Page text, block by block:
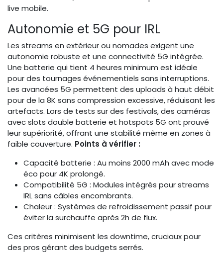
live mobile.
Autonomie et 5G pour IRL
Les streams en extérieur ou nomades exigent une
autonomie robuste et une connectivité 5G intégrée.
Une batterie qui tient 4 heures minimum est idéale
pour des tournages événementiels sans interruptions.
Les avancées 5G permettent des uploads à haut débit
pour de la 8K sans compression excessive, réduisant les
artefacts. Lors de tests sur des festivals, des caméras
avec slots double batterie et hotspots 5G ont prouvé
leur supériorité, offrant une stabilité même en zones à
faible couverture. Points à vérifier :
Capacité batterie : Au moins 2000 mAh avec mode
éco pour 4K prolongé.
Compatibilité 5G : Modules intégrés pour streams
IRL sans câbles encombrants.
Chaleur : Systèmes de refroidissement passif pour
éviter la surchauffe après 2h de flux.
Ces critères minimisent les downtime, cruciaux pour
des pros gérant des budgets serrés.